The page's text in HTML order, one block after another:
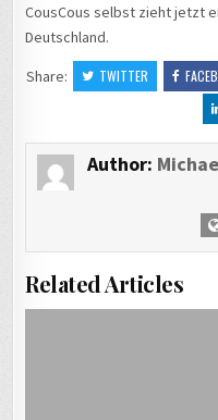
CousCous selbst zieht jetzt
Deutschland.
Share:
TWITTER
Author:
Related Articles